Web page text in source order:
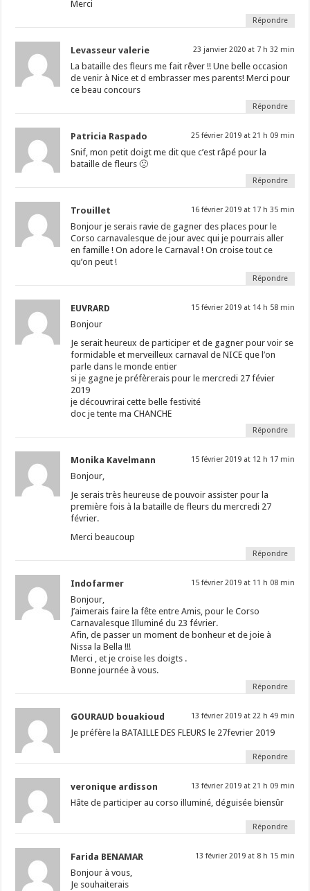
Merci
Répondre
Levasseur valerie 23 janvier 2020 at 7 h 32 min
La bataille des fleurs me fait rêver !! Une belle occasion
de venir à Nice et d embrasser mes parents! Merci pour
ce beau concours
Répondre
Patricia Raspado 25 février 2019 at 21 h 09 min
Snif, mon petit doigt me dit que c’est râpé pour la
bataille de fleurs 🙁
Répondre
Trouillet 16 février 2019 at 17 h 35 min
Bonjour je serais ravie de gagner des places pour le
Corso carnavalesque de jour avec qui je pourrais aller
en famille ! On adore le Carnaval ! On croise tout ce
qu’on peut !
Répondre
EUVRARD 15 février 2019 at 14 h 58 min
Bonjour
Je serait heureux de participer et de gagner pour voir se
formidable et merveilleux carnaval de NICE que l’on
parle dans le monde entier
si je gagne je préfèrerais pour le mercredi 27 févier
2019
je découvrirai cette belle festivité
doc je tente ma CHANCHE
Répondre
Monika Kavelmann 15 février 2019 at 12 h 17 min
Bonjour,
Je serais très heureuse de pouvoir assister pour la
première fois à la bataille de fleurs du mercredi 27
février.
Merci beaucoup
Répondre
Indofarmer 15 février 2019 at 11 h 08 min
Bonjour,
J’aimerais faire la fête entre Amis, pour le Corso
Carnavalesque Illuminé du 23 février.
Afin, de passer un moment de bonheur et de joie à
Nissa la Bella !!!
Merci , et je croise les doigts .
Bonne journée à vous.
Répondre
GOURAUD bouakioud 13 février 2019 at 22 h 49 min
Je préfère la BATAILLE DES FLEURS le 27fevrier 2019
Répondre
veronique ardisson 13 février 2019 at 21 h 09 min
Hâte de participer au corso illuminé, déguisée biensûr
Répondre
Farida BENAMAR 13 février 2019 at 8 h 15 min
Bonjour à vous,
Je souhaiterais